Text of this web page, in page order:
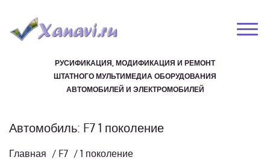
РУСИФИКАЦИЯ, МОДИФИКАЦИЯ И РЕМОНТ
ШТАТНОГО МУЛЬТИМЕДИА ОБОРУДОВАНИЯ
АВТОМОБИЛЕЙ И ЭЛЕКТРОМОБИЛЕЙ
Автомобиль: F7 1 поколение
Главная / F7 / 1 поколение